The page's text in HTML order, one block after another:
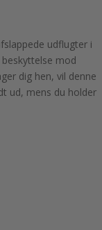
udflugter i
mod
dig hen, vil denne
ud, mens du holder